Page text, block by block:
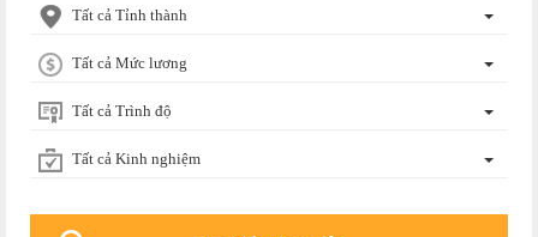
Tất cả Tỉnh thành
Tất cả Mức lương
Tất cả Trình độ
Tất cả Kinh nghiệm